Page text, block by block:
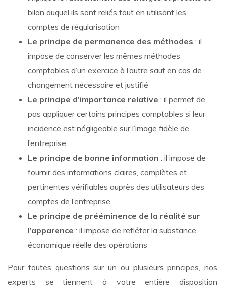
bilan auquel ils sont reliés tout en utilisant les
comptes de régularisation
Le principe de permanence des méthodes : il
impose de conserver les mêmes méthodes
comptables d’un exercice à l’autre sauf en cas de
changement nécessaire et justifié
Le principe d’importance relative : il permet de
pas appliquer certains principes comptables si leur
incidence est négligeable sur l’image fidèle de
l’entreprise
Le principe de bonne information : il impose de
fournir des informations claires, complètes et
pertinentes vérifiables auprès des utilisateurs des
comptes de l’entreprise
Le principe de prééminence de la réalité sur
l’apparence : il impose de refléter la substance
économique réelle des opérations
Pour toutes questions sur un ou plusieurs principes, nos
experts se tiennent à votre entière disposition